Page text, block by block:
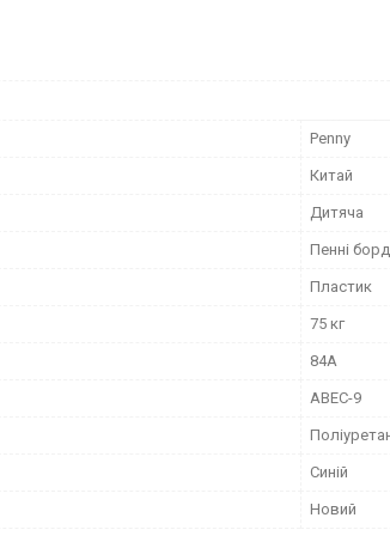
Penny
Китай
Дитяча
Пенні борд
Пластик
75 кг
84А
ABEC-9
Синій
Новий